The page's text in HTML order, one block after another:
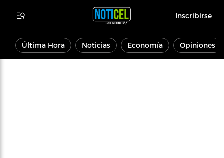
Inscribirse
Última Hora Noticias Economía Opiniones